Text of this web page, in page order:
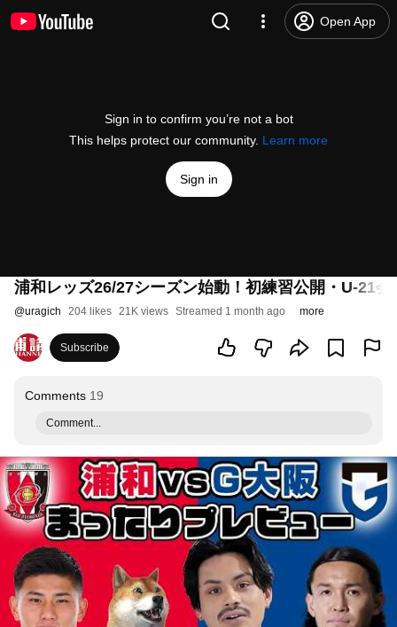
Open App
Sign in to confirm you’re not a bot
This helps protect our community. Learn more
Sign in
浦和レッズ26/27シーズン始動！初練習公開・U-21
@uragich 204 likes 21K views Streamed 1 month ago more
Subscribe
Comments 19
Comment...